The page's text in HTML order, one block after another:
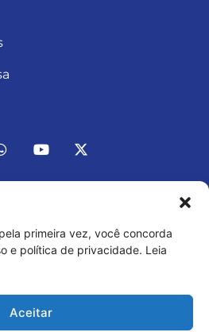
primeira vez, você concorda
e política de privacidade. Leia
Aceitar
– ASSOCIAÇÃO BRASILEIRA DE